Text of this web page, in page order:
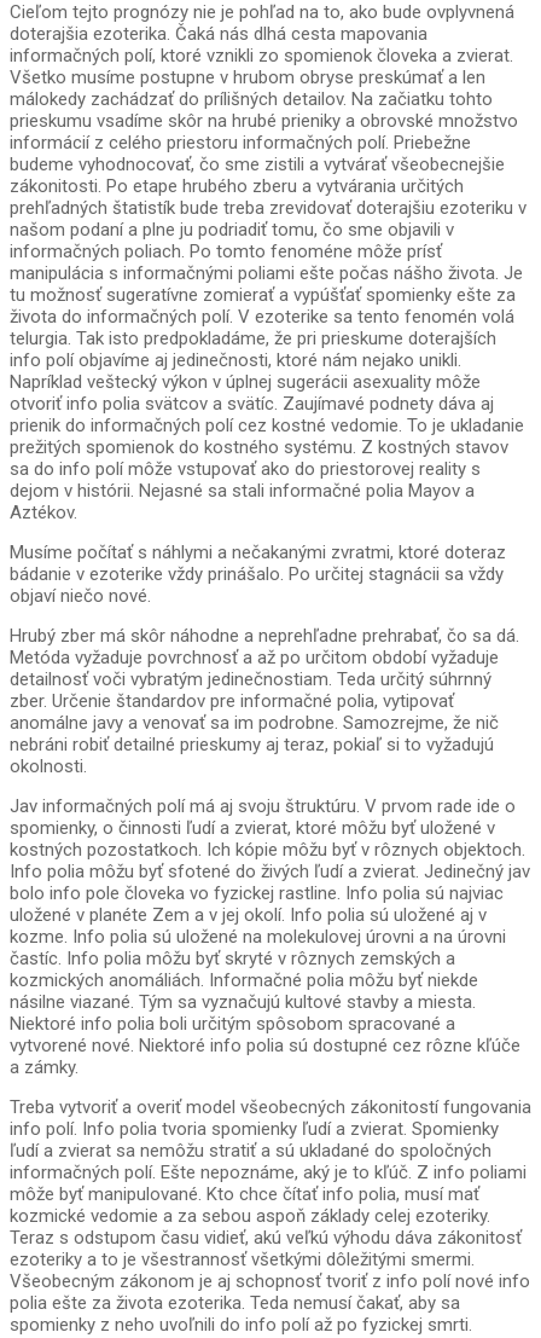
Cieľom tejto prognózy nie je pohľad na to, ako bude ovplyvnená
doterajšia ezoterika. Čaká nás dlhá cesta mapovania
informačných polí, ktoré vznikli zo spomienok človeka a zvierat.
Všetko musíme postupne v hrubom obryse preskúmať a len
málokedy zachádzať do prílišných detailov. Na začiatku tohto
prieskumu vsadíme skôr na hrubé prieniky a obrovské množstvo
informácií z celého priestoru informačných polí. Priebežne
budeme vyhodnocovať, čo sme zistili a vytvárať všeobecnejšie
zákonitosti. Po etape hrubého zberu a vytvárania určitých
prehľadných štatistík bude treba zrevidovať doterajšiu ezoteriku v
našom podaní a plne ju podriadiť tomu, čo sme objavili v
informačných poliach. Po tomto fenoméne môže prísť
manipulácia s informačnými poliami ešte počas nášho života. Je
tu možnosť sugeratívne zomierať a vypúšťať spomienky ešte za
života do informačných polí. V ezoterike sa tento fenomén volá
telurgia. Tak isto predpokladáme, že pri prieskume doterajších
info polí objavíme aj jedinečnosti, ktoré nám nejako unikli.
Napríklad veštecký výkon v úplnej sugerácii asexuality môže
otvoriť info polia svätcov a svätíc. Zaujímavé podnety dáva aj
prienik do informačných polí cez kostné vedomie. To je ukladanie
prežitých spomienok do kostného systému. Z kostných stavov
sa do info polí môže vstupovať ako do priestorovej reality s
dejom v histórii. Nejasné sa stali informačné polia Mayov a
Aztékov.
Musíme počítať s náhlymi a nečakanými zvratmi, ktoré doteraz
bádanie v ezoterike vždy prinášalo. Po určitej stagnácii sa vždy
objaví niečo nové.
Hrubý zber má skôr náhodne a neprehľadne prehrabať, čo sa dá.
Metóda vyžaduje povrchnosť a až po určitom období vyžaduje
detailnosť voči vybratým jedinečnostiam. Teda určitý súhrnný
zber. Určenie štandardov pre informačné polia, vytipovať
anomálne javy a venovať sa im podrobne. Samozrejme, že nič
nebráni robiť detailné prieskumy aj teraz, pokiaľ si to vyžadujú
okolnosti.
Jav informačných polí má aj svoju štruktúru. V prvom rade ide o
spomienky, o činnosti ľudí a zvierat, ktoré môžu byť uložené v
kostných pozostatkoch. Ich kópie môžu byť v rôznych objektoch.
Info polia môžu byť sfotené do živých ľudí a zvierat. Jedinečný jav
bolo info pole človeka vo fyzickej rastline. Info polia sú najviac
uložené v planéte Zem a v jej okolí. Info polia sú uložené aj v
kozme. Info polia sú uložené na molekulovej úrovni a na úrovni
častíc. Info polia môžu byť skryté v rôznych zemských a
kozmických anomáliách. Informačné polia môžu byť niekde
násilne viazané. Tým sa vyznačujú kultové stavby a miesta.
Niektoré info polia boli určitým spôsobom spracované a
vytvorené nové. Niektoré info polia sú dostupné cez rôzne kľúče
a zámky.
Treba vytvoriť a overiť model všeobecných zákonitostí fungovania
info polí. Info polia tvoria spomienky ľudí a zvierat. Spomienky
ľudí a zvierat sa nemôžu stratiť a sú ukladané do spoločných
informačných polí. Ešte nepoznáme, aký je to kľúč. Z info poliami
môže byť manipulované. Kto chce čítať info polia, musí mať
kozmické vedomie a za sebou aspoň základy celej ezoteriky.
Teraz s odstupom času vidieť, akú veľkú výhodu dáva zákonitosť
ezoteriky a to je všestrannosť všetkými dôležitými smermi.
Všeobecným zákonom je aj schopnosť tvoriť z info polí nové info
polia ešte za života ezoterika. Teda nemusí čakať, aby sa
spomienky z neho uvoľnili do info polí až po fyzickej smrti.